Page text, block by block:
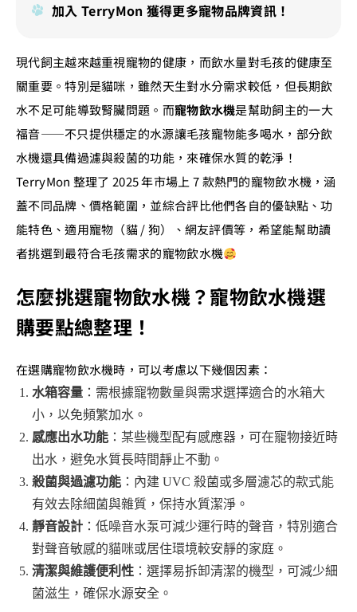
加入 TerryMon 獲得更多寵物品牌資訊！
現代飼主越來越重視寵物的健康，而飲水量對毛孩的健康至
關重要。特別是貓咪，雖然天生對水分需求較低，但長期飲
水不足可能導致腎臟問題。而寵物飲水機是幫助飼主的一大
福音——不只提供穩定的水源讓毛孩寵物能多喝水，部分飲
水機還具備過濾與殺菌的功能，來確保水質的乾淨！
TerryMon 整理了 2025 年市場上 7 款熱門的寵物飲水機，涵
蓋不同品牌、價格範圍，並綜合評比他們各自的優缺點、功
能特色、適用寵物（貓 / 狗）、網友評價等，希望能幫助讀
者挑選到最符合毛孩需求的寵物飲水機
怎麼挑選寵物飲水機？寵物飲水機選
購要點總整理！
在選購寵物飲水機時，可以考慮以下幾個因素：
水箱容量 ：需根據寵物數量與需求選擇適合的水箱大
小，以免頻繁加水。
感應出水功能 ：某些機型配有感應器，可在寵物接近時
出水，避免水質長時間靜止不動。
殺菌與過濾功能 ：內建 UVC 殺菌或多層濾芯的款式能
有效去除細菌與雜質，保持水質潔淨。
靜音設計 ：低噪音水泵可減少運行時的聲音，特別適合
對聲音敏感的貓咪或居住環境較安靜的家庭。
清潔與維護便利性 ：選擇易拆卸清潔的機型，可減少細
菌滋生，確保水源安全。